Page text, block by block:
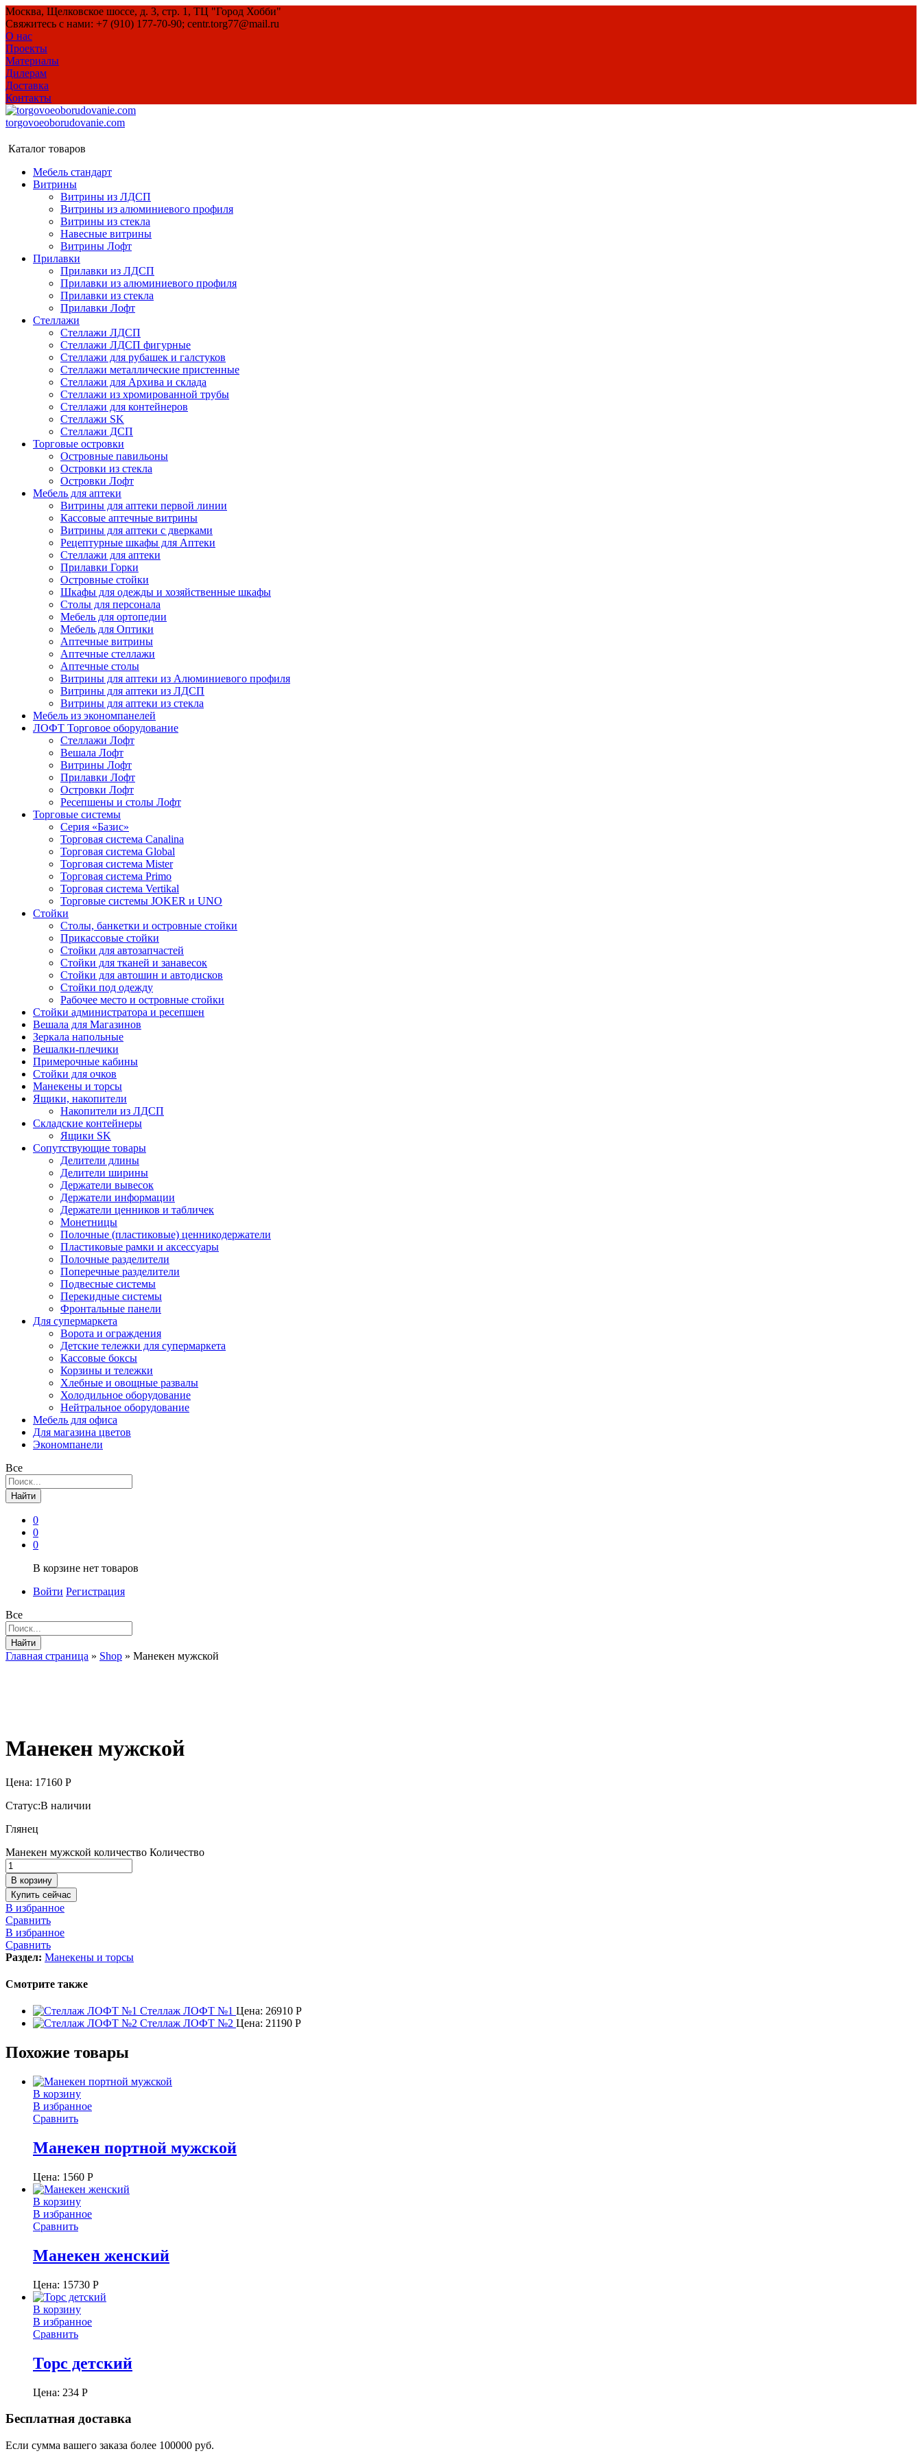
Москва, Щелковское шоссе, д. 3, стр. 1, ТЦ "Город Хобби"
Свяжитесь с нами: +7 (910) 177-70-90; centr.torg77@mail.ru
О нас
Проекты
Материалы
Дилерам
Доставка
Контакты
torgovoeoborudovanie.com
Каталог товаров
Мебель стандарт
Витрины
Витрины из ЛДСП
Витрины из алюминиевого профиля
Витрины из стекла
Навесные витрины
Витрины Лофт
Прилавки
Прилавки из ЛДСП
Прилавки из алюминиевого профиля
Прилавки из стекла
Прилавки Лофт
Стеллажи
Стеллажи ЛДСП
Стеллажи ЛДСП фигурные
Стеллажи для рубашек и галстуков
Стеллажи металлические пристенные
Стеллажи для Архива и склада
Стеллажи из хромированной трубы
Стеллажи для контейнеров
Стеллажи SK
Стеллажи ДСП
Торговые островки
Островные павильоны
Островки из стекла
Островки Лофт
Мебель для аптеки
Витрины для аптеки первой линии
Кассовые аптечные витрины
Витрины для аптеки с дверками
Рецептурные шкафы для Аптеки
Стеллажи для аптеки
Прилавки Горки
Островные стойки
Шкафы для одежды и хозяйственные шкафы
Столы для персонала
Мебель для ортопедии
Мебель для Оптики
Аптечные витрины
Аптечные стеллажи
Аптечные столы
Витрины для аптеки из Алюминиевого профиля
Витрины для аптеки из ЛДСП
Витрины для аптеки из стекла
Мебель из экономпанелей
ЛОФТ Торговое оборудование
Стеллажи Лофт
Вешала Лофт
Витрины Лофт
Прилавки Лофт
Островки Лофт
Ресепшены и столы Лофт
Торговые системы
Серия «Базис»
Торговая система Canalina
Торговая система Global
Торговая система Mister
Торговая система Primo
Торговая система Vertikal
Торговые системы JOKER и UNO
Стойки
Столы, банкетки и островные стойки
Прикассовые стойки
Стойки для автозапчастей
Стойки для тканей и занавесок
Стойки для автошин и автодисков
Стойки под одежду
Рабочее место и островные стойки
Стойки администратора и ресепшен
Вешала для Магазинов
Зеркала напольные
Вешалки-плечики
Примерочные кабины
Стойки для очков
Манекены и торсы
Ящики, накопители
Накопители из ЛДСП
Складские контейнеры
Ящики SK
Сопутствующие товары
Делители длины
Делители ширины
Держатели вывесок
Держатели информации
Держатели ценников и табличек
Монетницы
Полочные (пластиковые) ценникодержатели
Пластиковые рамки и аксессуары
Полочные разделители
Поперечные разделители
Подвесные системы
Перекидные системы
Фронтальные панели
Для супермаркета
Ворота и ограждения
Детские тележки для супермаркета
Кассовые боксы
Корзины и тележки
Хлебные и овощные развалы
Холодильное оборудование
Нейтральное оборудование
Мебель для офиса
Для магазина цветов
Экономпанели
Все
Найти
0
0
0
В корзине нет товаров
Войти Регистрация
Все
Найти
Главная страница » Shop » Манекен мужской
Манекен мужской
Цена: 17160 Р
Статус:В наличии
Глянец
Манекен мужской количество Количество
В корзину
Купить сейчас
В избранное
Сравнить
В избранное
Сравнить
Раздел: Манекены и торсы
Смотрите также
Стеллаж ЛОФТ №1 Цена: 26910 Р
Стеллаж ЛОФТ №2 Цена: 21190 Р
Похожие товары
В корзину
В избранное
Сравнить
Манекен портной мужской
Цена: 1560 Р
В корзину
В избранное
Сравнить
Манекен женский
Цена: 15730 Р
В корзину
В избранное
Сравнить
Торс детский
Цена: 234 Р
Бесплатная доставка
Если сумма вашего заказа более 100000 руб.